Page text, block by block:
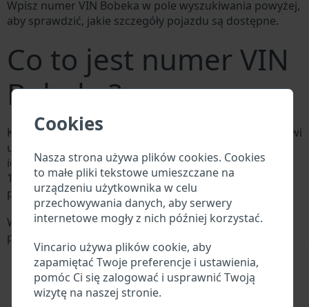
Cookies
Nasza strona używa plików cookies. Cookies
to małe pliki tekstowe umieszczane na
urządzeniu użytkownika w celu
przechowywania danych, aby serwery
internetowe mogły z nich później korzystać.
Vincario używa plików cookie, aby
zapamiętać Twoje preferencje i ustawienia,
pomóc Ci się zalogować i usprawnić Twoją
wizytę na naszej stronie.
Wpisz numer VIN Bobeka w pole wyszukiwania powyżej,
aby sprawdzić, jakie szczegóły pojazdu są dostępne.
Co to jest numer VIN
Bobeka?
Każdy producent Bobeka przypisuje każdemu pojazdowi
unikalny identyfikator zwany numerem
identyfikacyjnym pojazdu (VIN). Numer VIN składa się z
17 cyfr i składa się z liter i cyfr zawierających
podstawowe informacje o pojeździe.
Wszystkie bazy danych w branży motoryzacyjnej
przeszukują VIN:
Baza danych producenta Bobeka
Baza danych importerów/eksporterów Bobeka
Baza danych dealerów Bobeka
Baza danych warsztatów Bobeka i dostawców